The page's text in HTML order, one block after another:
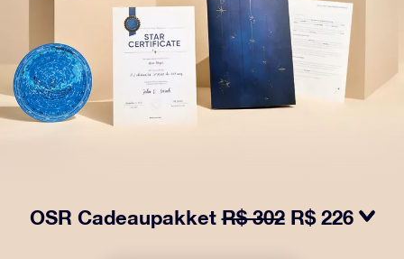
OSR CadeaupakketR$ 302 R$ 226